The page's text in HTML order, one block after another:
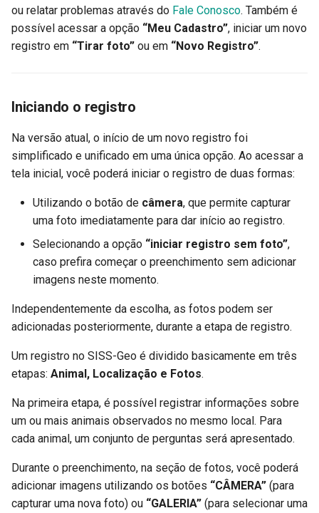
ou relatar problemas através do Fale Conosco. Também é
possível acessar a opção “Meu Cadastro”, iniciar um novo
registro em “Tirar foto” ou em “Novo Registro”.
Iniciando o registro
Na versão atual, o início de um novo registro foi
simplificado e unificado em uma única opção. Ao acessar a
tela inicial, você poderá iniciar o registro de duas formas:
Utilizando o botão de câmera, que permite capturar
uma foto imediatamente para dar início ao registro.
Selecionando a opção “iniciar registro sem foto”,
caso prefira começar o preenchimento sem adicionar
imagens neste momento.
Independentemente da escolha, as fotos podem ser
adicionadas posteriormente, durante a etapa de registro.
Um registro no SISS-Geo é dividido basicamente em três
etapas: Animal, Localização e Fotos.
Na primeira etapa, é possível registrar informações sobre
um ou mais animais observados no mesmo local. Para
cada animal, um conjunto de perguntas será apresentado.
Durante o preenchimento, na seção de fotos, você poderá
adicionar imagens utilizando os botões “CÂMERA” (para
capturar uma nova foto) ou “GALERIA” (para selecionar uma